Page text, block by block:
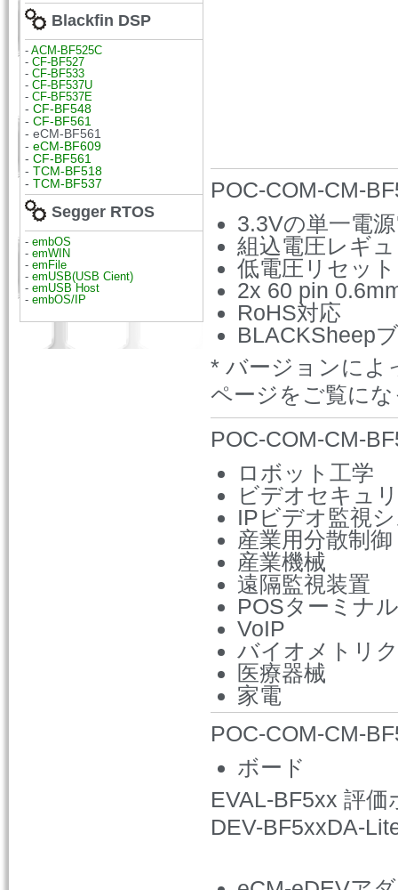
Blackfin DSP
- ACM-BF525C
- CF-BF527
- CF-BF533
- CF-BF537U
- CF-BF537E
- CF-BF548
- CF-BF561
- eCM-BF561
- eCM-BF609
- CF-BF561
- TCM-BF518
- TCM-BF537
Segger RTOS
- embOS
- emWIN
- emFile
- emUSB(USB Cient)
- emUSB Host
- embOS/IP
POC-COM-CM-
3.3Vの単一電
組込電圧レギ
低電圧リセッ
2x 60 pin
RoHS対応
BLACKSheep
* バージョンによ
ページをご覧に
POC-COM-CM-
ロボット工学
ビデオセキュ
IPビデオ監視
産業用分散制御
産業機械
遠隔監視装置
POSターミナル
VoIP
バイオメトリ
医療器械
家電
POC-COM-CM-
ボード
EVAL-BF5xx 評価
DEV-BF5xxDA-